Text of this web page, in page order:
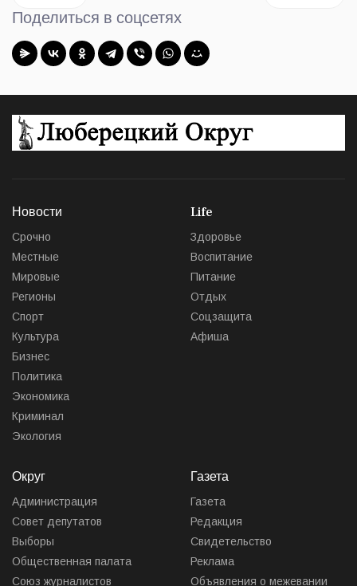
Поделиться в соцсетях
Новости
Срочно
Местные
Мировые
Регионы
Спорт
Культура
Бизнес
Политика
Экономика
Криминал
Экология
Life
Здоровье
Воспитание
Питание
Отдых
Соцзащита
Афиша
Округ
Администрация
Совет депутатов
Выборы
Общественная палата
Союз журналистов
Газета
Газета
Редакция
Свидетельство
Реклама
Объявления о межевании